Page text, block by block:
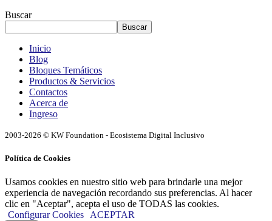
Buscar
Buscar
Inicio
Blog
Bloques Temáticos
Productos & Servicios
Contactos
Acerca de
Ingreso
2003-2026 © KW Foundation - Ecosistema Digital Inclusivo
Política de Cookies
Usamos cookies en nuestro sitio web para brindarle una mejor
experiencia de navegación recordando sus preferencias. Al hacer
clic en "Aceptar", acepta el uso de TODAS las cookies.
Configurar Cookies
ACEPTAR